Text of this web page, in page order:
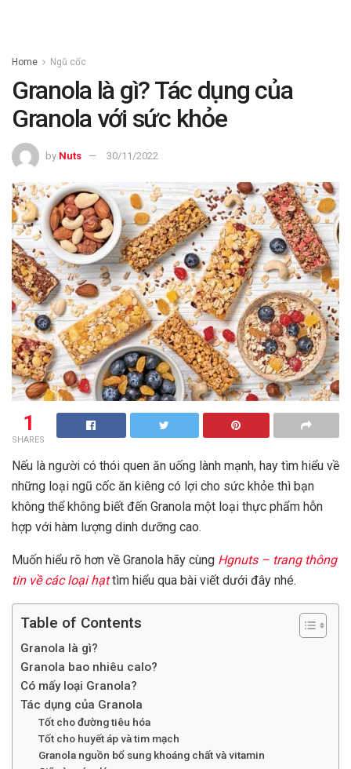
Home Ngũ cốc
Granola là gì? Tác dụng của
Granola với sức khỏe
by Nuts 30/11/2022
1
SHARES
Nếu là người có thói quen ăn uống lành mạnh, hay tìm hiểu về
những loại ngũ cốc ăn kiêng có lợi cho sức khỏe thì bạn
không thể không biết đến Granola một loại thực phẩm hỗn
hợp với hàm lượng dinh dưỡng cao.
Muốn hiểu rõ hơn về Granola hãy cùng Hgnuts – trang thông
tin về các loại hạttìm hiểu qua bài viết dưới đây nhé.
Table of Contents
Granola là gì?
Granola bao nhiêu calo?
Có mấy loại Granola?
Tác dụng của Granola
Tốt cho đường tiêu hóa
Tốt cho huyết áp và tim mạch
Granola nguồn bổ sung khoáng chất và vitamin